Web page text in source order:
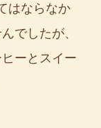
はならなか
でしたが、
ーとスイー